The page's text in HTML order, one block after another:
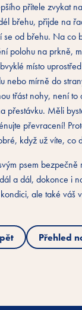
přítele zvykat
břehu, přijde na
od břehu. Na co
polohu na prkně,
místo
nebo mírně do
třást nohy, není to
přestávku. Měli
převracení!
když už víte, co
psem
a dál, dokonce i
ale také váš
Přehled